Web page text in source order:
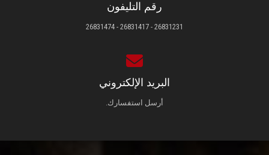
رقم التليفون
26831231 - 26831417 - 26831474
البريد الإلكتروني
أرسل استفسارك.